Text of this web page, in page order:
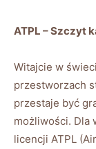
ATPL – Szczyt
Witajcie w
przestworzach
przestaje być
możliwości. Dla
licencji ATPL